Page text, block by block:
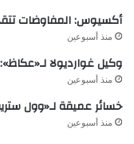
أكسيوس: المفاوضات
منذ أسبوعين
وكيل غوارديولا
منذ أسبوعين
خسائر عميقة لـ«وول ستريت»..
منذ أسبوعين